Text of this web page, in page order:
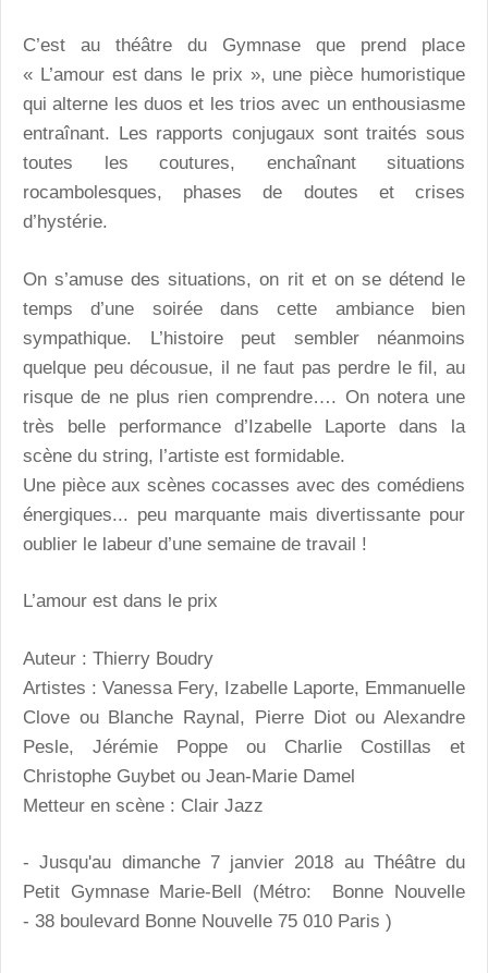
C’est au théâtre du Gymnase que prend place
« L’amour est dans le prix », une pièce humoristique
qui alterne les duos et les trios avec un enthousiasme
entraînant. Les rapports conjugaux sont traités sous
toutes les coutures, enchaînant situations
rocambolesques, phases de doutes et crises
d’hystérie.
On s’amuse des situations, on rit et on se détend le
temps d’une soirée dans cette ambiance bien
sympathique. L’histoire peut sembler néanmoins
quelque peu décousue, il ne faut pas perdre le fil, au
risque de ne plus rien comprendre…. On notera une
très belle performance d’Izabelle Laporte dans la
scène du string, l’artiste est formidable.
Une pièce aux scènes cocasses avec des comédiens
énergiques... peu marquante mais divertissante pour
oublier le labeur d’une semaine de travail !
L’amour est dans le prix
Auteur : Thierry Boudry
Artistes : Vanessa Fery, Izabelle Laporte, Emmanuelle
Clove ou Blanche Raynal, Pierre Diot ou Alexandre
Pesle, Jérémie Poppe ou Charlie Costillas et
Christophe Guybet ou Jean-Marie Damel
Metteur en scène : Clair Jazz
- Jusqu'au dimanche 7 janvier 2018 au Théâtre du
Petit Gymnase Marie-Bell (Métro: Bonne Nouvelle
- 38 boulevard Bonne Nouvelle 75 010 Paris )